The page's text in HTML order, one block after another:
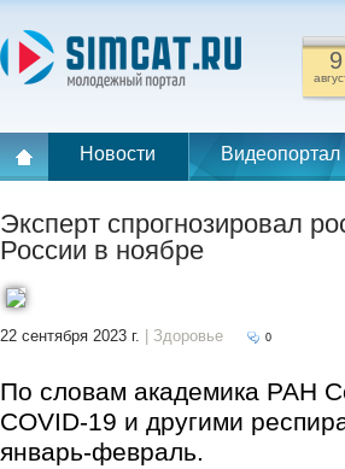
9
Новости Видеопортал
Эксперт спрогнозировал
России в ноябре
22 сентября 2023 г. | Здоровье 0
По словам академика РАН
COVID-19 и другими
январь-февраль.